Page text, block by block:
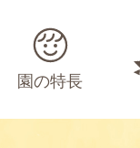
園の特長